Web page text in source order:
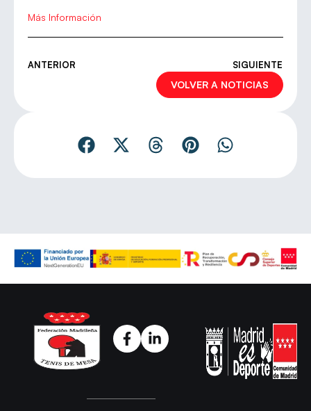
Más Información
ANTERIOR SIGUIENTE
VOLVER A NOTICIAS